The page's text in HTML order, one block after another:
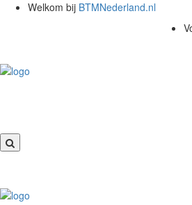
Welkom bij BTMNederland.nl